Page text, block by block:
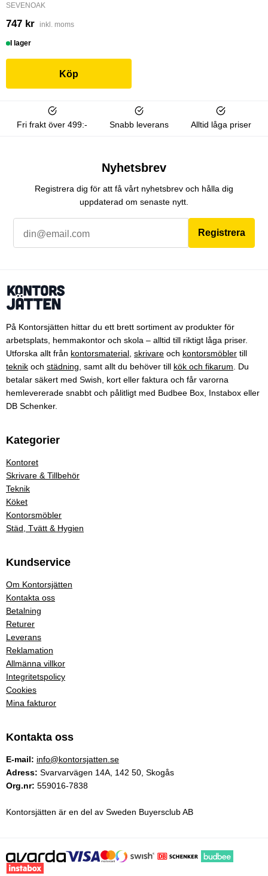
SEVENOAK
747 kr inkl. moms
I lager
Köp
Fri frakt över 499:- Snabb leverans Alltid låga priser
Nyhetsbrev
Registrera dig för att få vårt nyhetsbrev och hålla dig
uppdaterad om senaste nytt.
Registrera
På Kontorsjätten hittar du ett brett sortiment av produkter för
arbetsplats, hemmakontor och skola – alltid till riktigt låga priser.
Utforska allt från kontorsmaterial skrivare och kontorsmöbler till
teknik och städning , samt allt du behöver till kök och fikarum . Du
betalar säkert med Swish, kort eller faktura och får varorna
hemlevererade snabbt och pålitligt med Budbee Box, Instabox eller
DB Schenker.
Kategorier
Kontoret
Skrivare & Tillbehör
Teknik
Köket
Kontorsmöbler
Städ, Tvätt & Hygien
Kundservice
Om Kontorsjätten
Kontakta oss
Betalning
Returer
Leverans
Reklamation
Allmänna villkor
Integritetspolicy
Cookies
Mina fakturor
Kontakta oss
E-mail: info@kontorsjatten.se
Adress: Svarvarvägen 14A, 142 50, Skogås
Org.nr: 559016-7838
Kontorsjätten är en del av Sweden Buyersclub AB